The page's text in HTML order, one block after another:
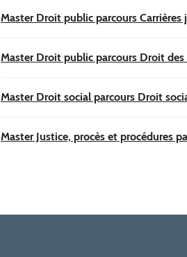
Master Droit public parcours
Master Droit public parcours Droit
Master Droit social parcours Droit
Master Justice, procès et procédures